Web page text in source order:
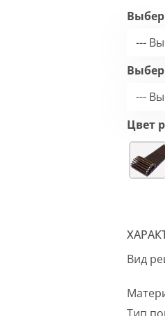
---
---
Цвет
Вид